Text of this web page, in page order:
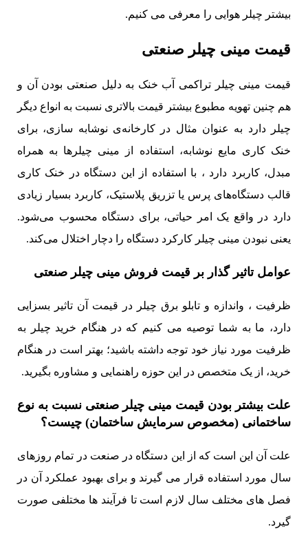
بیشتر چیلر هوایی را معرفی می کنیم.
قیمت مینی چیلر صنعتی
قیمت مینی چیلر تراکمی آب خنک به دلیل صنعتی بودن آن و
هم چنین تهویه مطبوع بیشتر قیمت بالاتری نسبت به انواع دیگر
چیلر دارد به عنوان مثال در کارخانه‌ی نوشابه سازی، برای
خنک‌ کاری مایع نوشابه، استفاده از مینی چیلر‌ها به همراه
مبدل، کاربرد دارد ، با استفاده از این دستگاه در خنک کاری
قالب دستگاه‌های پرس یا تزریق پلاستیک، کاربرد بسیار زیادی
دارد در واقع یک امر حیاتی، برای دستگاه محسوب می‌شود.
یعنی نبودن مینی چیلر کارکرد دستگاه را دچار اختلال می‌کند.
عوامل تاثیر گذار بر قیمت فروش مینی چیلر صنعتی
ظرفیت ، واندازه و تابلو برق چیلر در قیمت آن تاثیر بسزایی
دارد، ما به شما توصیه می کنیم که در هنگام خرید چیلر به
ظرفیت مورد نیاز خود توجه داشته باشید؛ بهتر است در هنگام
خرید، از یک متخصص در این حوزه راهنمایی و مشاوره بگیرید.
علت بیشتر بودن قیمت مینی چیلر صنعتی نسبت به نوع
ساختمانی (مخصوص سرمایش ساختمان) چیست؟
علت آن این است که از این دستگاه در صنعت در تمام روزهای
سال مورد استفاده قرار می گیرند و برای بهبود عملکرد آن در
فصل های مختلف سال لازم است تا فرآیند ها مختلفی صورت
گیرد.